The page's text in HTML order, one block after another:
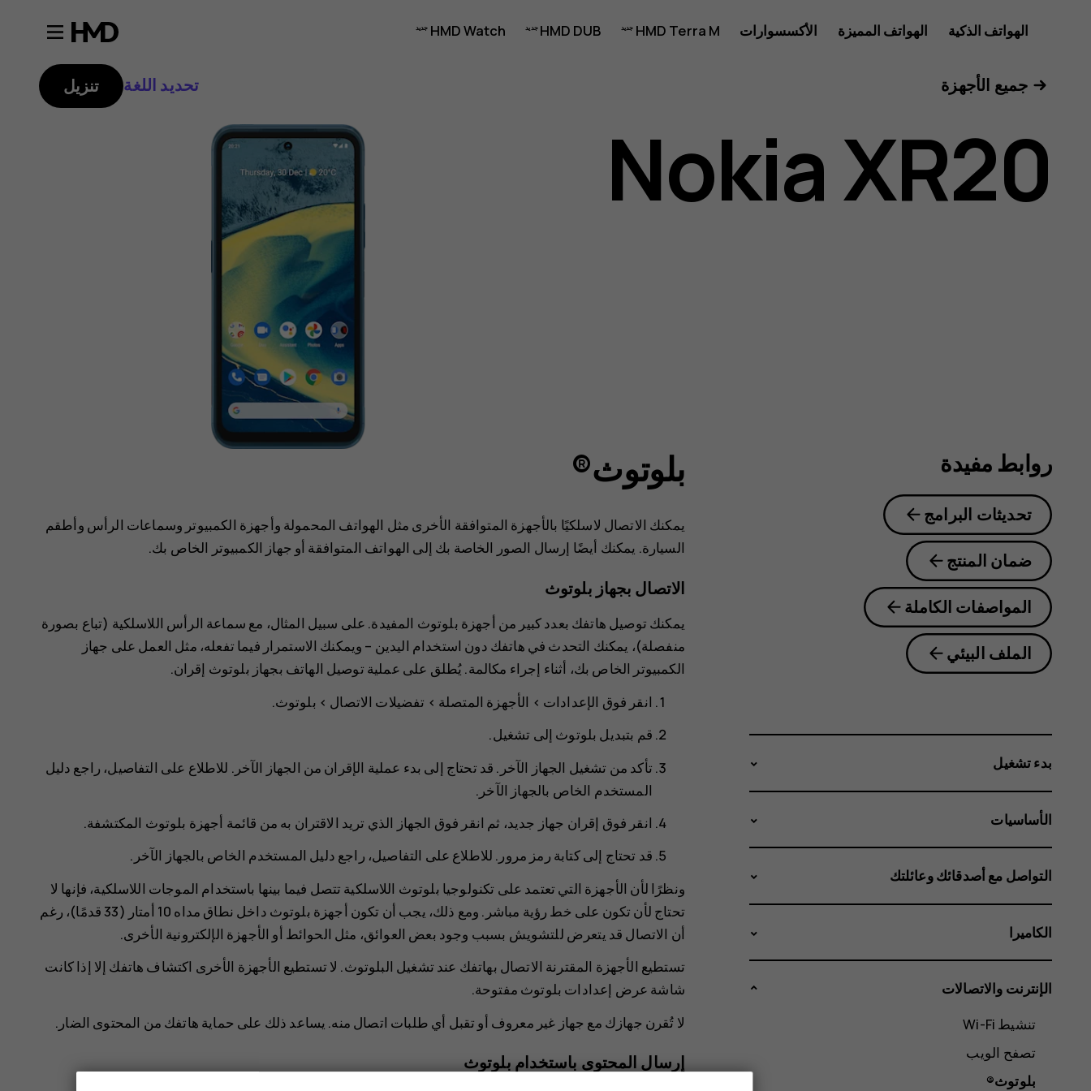
دليل
مستخدم
Nokia
الهواتف الذكية الهواتف المميزة الأكسسوارات HMD Terra M
HMD DUB
HMD Watch
جميع الأجهزة تحديد اللغة تنزيل
Nokia XR20
بلوتوث®
يمكنك الاتصال لاسلكيًا بالأجهزة المتوافقة الأخرى مثل الهواتف المحمولة وأجهزة الكمبيوتر وسماعات الرأس وأطقم
السيارة. يمكنك أيضًا إرسال الصور الخاصة بك إلى الهواتف المتوافقة أو جهاز الكمبيوتر الخاص بك.
الاتصال بجهاز بلوتوث
يمكنك توصيل هاتفك بعدد كبير من أجهزة بلوتوث المفيدة. على سبيل المثال، مع سماعة الرأس اللاسلكية (تباع بصورة
منفصلة)، يمكنك التحدث في هاتفك دون استخدام اليدين – ويمكنك الاستمرار فيما تفعله، مثل العمل على جهاز
الكمبيوتر الخاص بك، أثناء إجراء مكالمة. يُطلق على عملية توصيل الهاتف بجهاز بلوتوث إقران.
انقر فوق الإعدادات > الأجهزة المتصلة > تفضيلات الاتصال > بلوتوث.
قم بتبديل بلوتوث إلى تشغيل.
تأكد من تشغيل الجهاز الآخر. قد تحتاج إلى بدء عملية الإقران من الجهاز الآخر. للاطلاع على التفاصيل، راجع دليل
المستخدم الخاص بالجهاز الآخر.
انقر فوق إقران جهاز جديد، ثم انقر فوق الجهاز الذي تريد الاقتران به من قائمة أجهزة بلوتوث المكتشفة.
قد تحتاج إلى كتابة رمز مرور. للاطلاع على التفاصيل، راجع دليل المستخدم الخاص بالجهاز الآخر.
ونظرًا لأن الأجهزة التي تعتمد على تكنولوجيا بلوتوث اللاسلكية تتصل فيما بينها باستخدام الموجات اللاسلكية، فإنها لا
تحتاج لأن تكون على خط رؤية مباشر. ومع ذلك، يجب أن تكون أجهزة بلوتوث داخل نطاق مداه 10 أمتار (33 قدمًا)، رغم
أن الاتصال قد يتعرض للتشويش بسبب وجود بعض العوائق، مثل الحوائط أو الأجهزة الإلكترونية الأخرى.
تستطيع الأجهزة المقترنة الاتصال بهاتفك عند تشغيل البلوتوث. لا تستطيع الأجهزة الأخرى اكتشاف هاتفك إلا إذا كانت
شاشة عرض إعدادات بلوتوث مفتوحة.
لا تُقرن جهازك مع جهاز غير معروف أو تقبل أي طلبات اتصال منه. يساعد ذلك على حماية هاتفك من المحتوى الضار.
إرسال المحتوى باستخدام بلوتوث
روابط مفيدة
تحديثات البرامج
ضمان المنتج
المواصفات الكاملة
الملف البيئي
بدء تشغيل
الأساسيات
التواصل مع أصدقائك وعائلتك
الكاميرا
الإنترنت والاتصالات
تنشيط Wi-Fi
تصفح الويب
بلوتوث®